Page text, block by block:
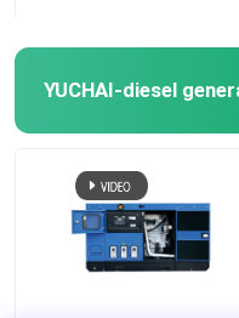
YUCHAI-diesel